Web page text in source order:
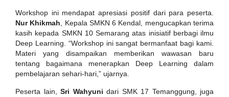
Workshop ini mendapat apresiasi positif dari para peserta.
Nur Khikmah , Kepala SMKN 6 Kendal, mengucapkan terima
kasih kepada SMKN 10 Semarang atas inisiatif berbagi ilmu
Deep Learning. “Workshop ini sangat bermanfaat bagi kami.
Materi yang disampaikan memberikan wawasan baru
tentang bagaimana menerapkan Deep Learning dalam
pembelajaran sehari-hari,” ujarnya.
Peserta lain, Sri Wahyuni dari SMK 17 Temanggung, juga